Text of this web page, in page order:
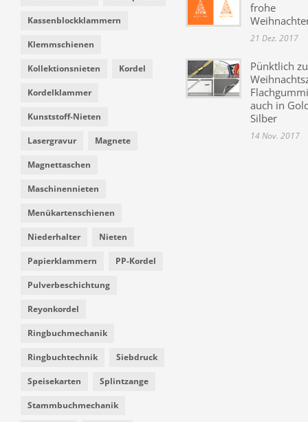
Kassenblockklammern
Klemmschienen
Kollektionsnieten Kordel
Kordelklammer
Kunststoff-Nieten
Lasergravur Magnete
Magnettaschen
Maschinennieten
Menükartenschienen
Niederhalter Nieten
Papierklammern PP-Kordel
Pulverbeschichtung
Reyonkordel
Ringbuchmechanik
Ringbuchtechnik Siebdruck
Speisekarten Splintzange
Stammbuchmechanik
frohe
21 Dez. 2017
Pünktlich
auch in
Silber
14 Nov. 2017